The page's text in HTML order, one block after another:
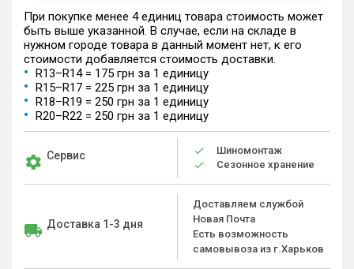
При покупке менее 4 единиц товара стоимость может
быть выше указанной. В случае, если на складе в
нужном городе товара в данный момент нет, к его
стоимости добавляется стоимость доставки.
R13–R14 = 175 грн за 1 единицу
R15–R17 = 225 грн за 1 единицу
R18–R19 = 250 грн за 1 единицу
R20–R22 = 250 грн за 1 единицу
Сервис
Шиномонтаж
Сезонное хранение
Доставка 1-3 дня
Доставляем службой
Новая Почта
Есть возможность
самовывоза из г.Харьков